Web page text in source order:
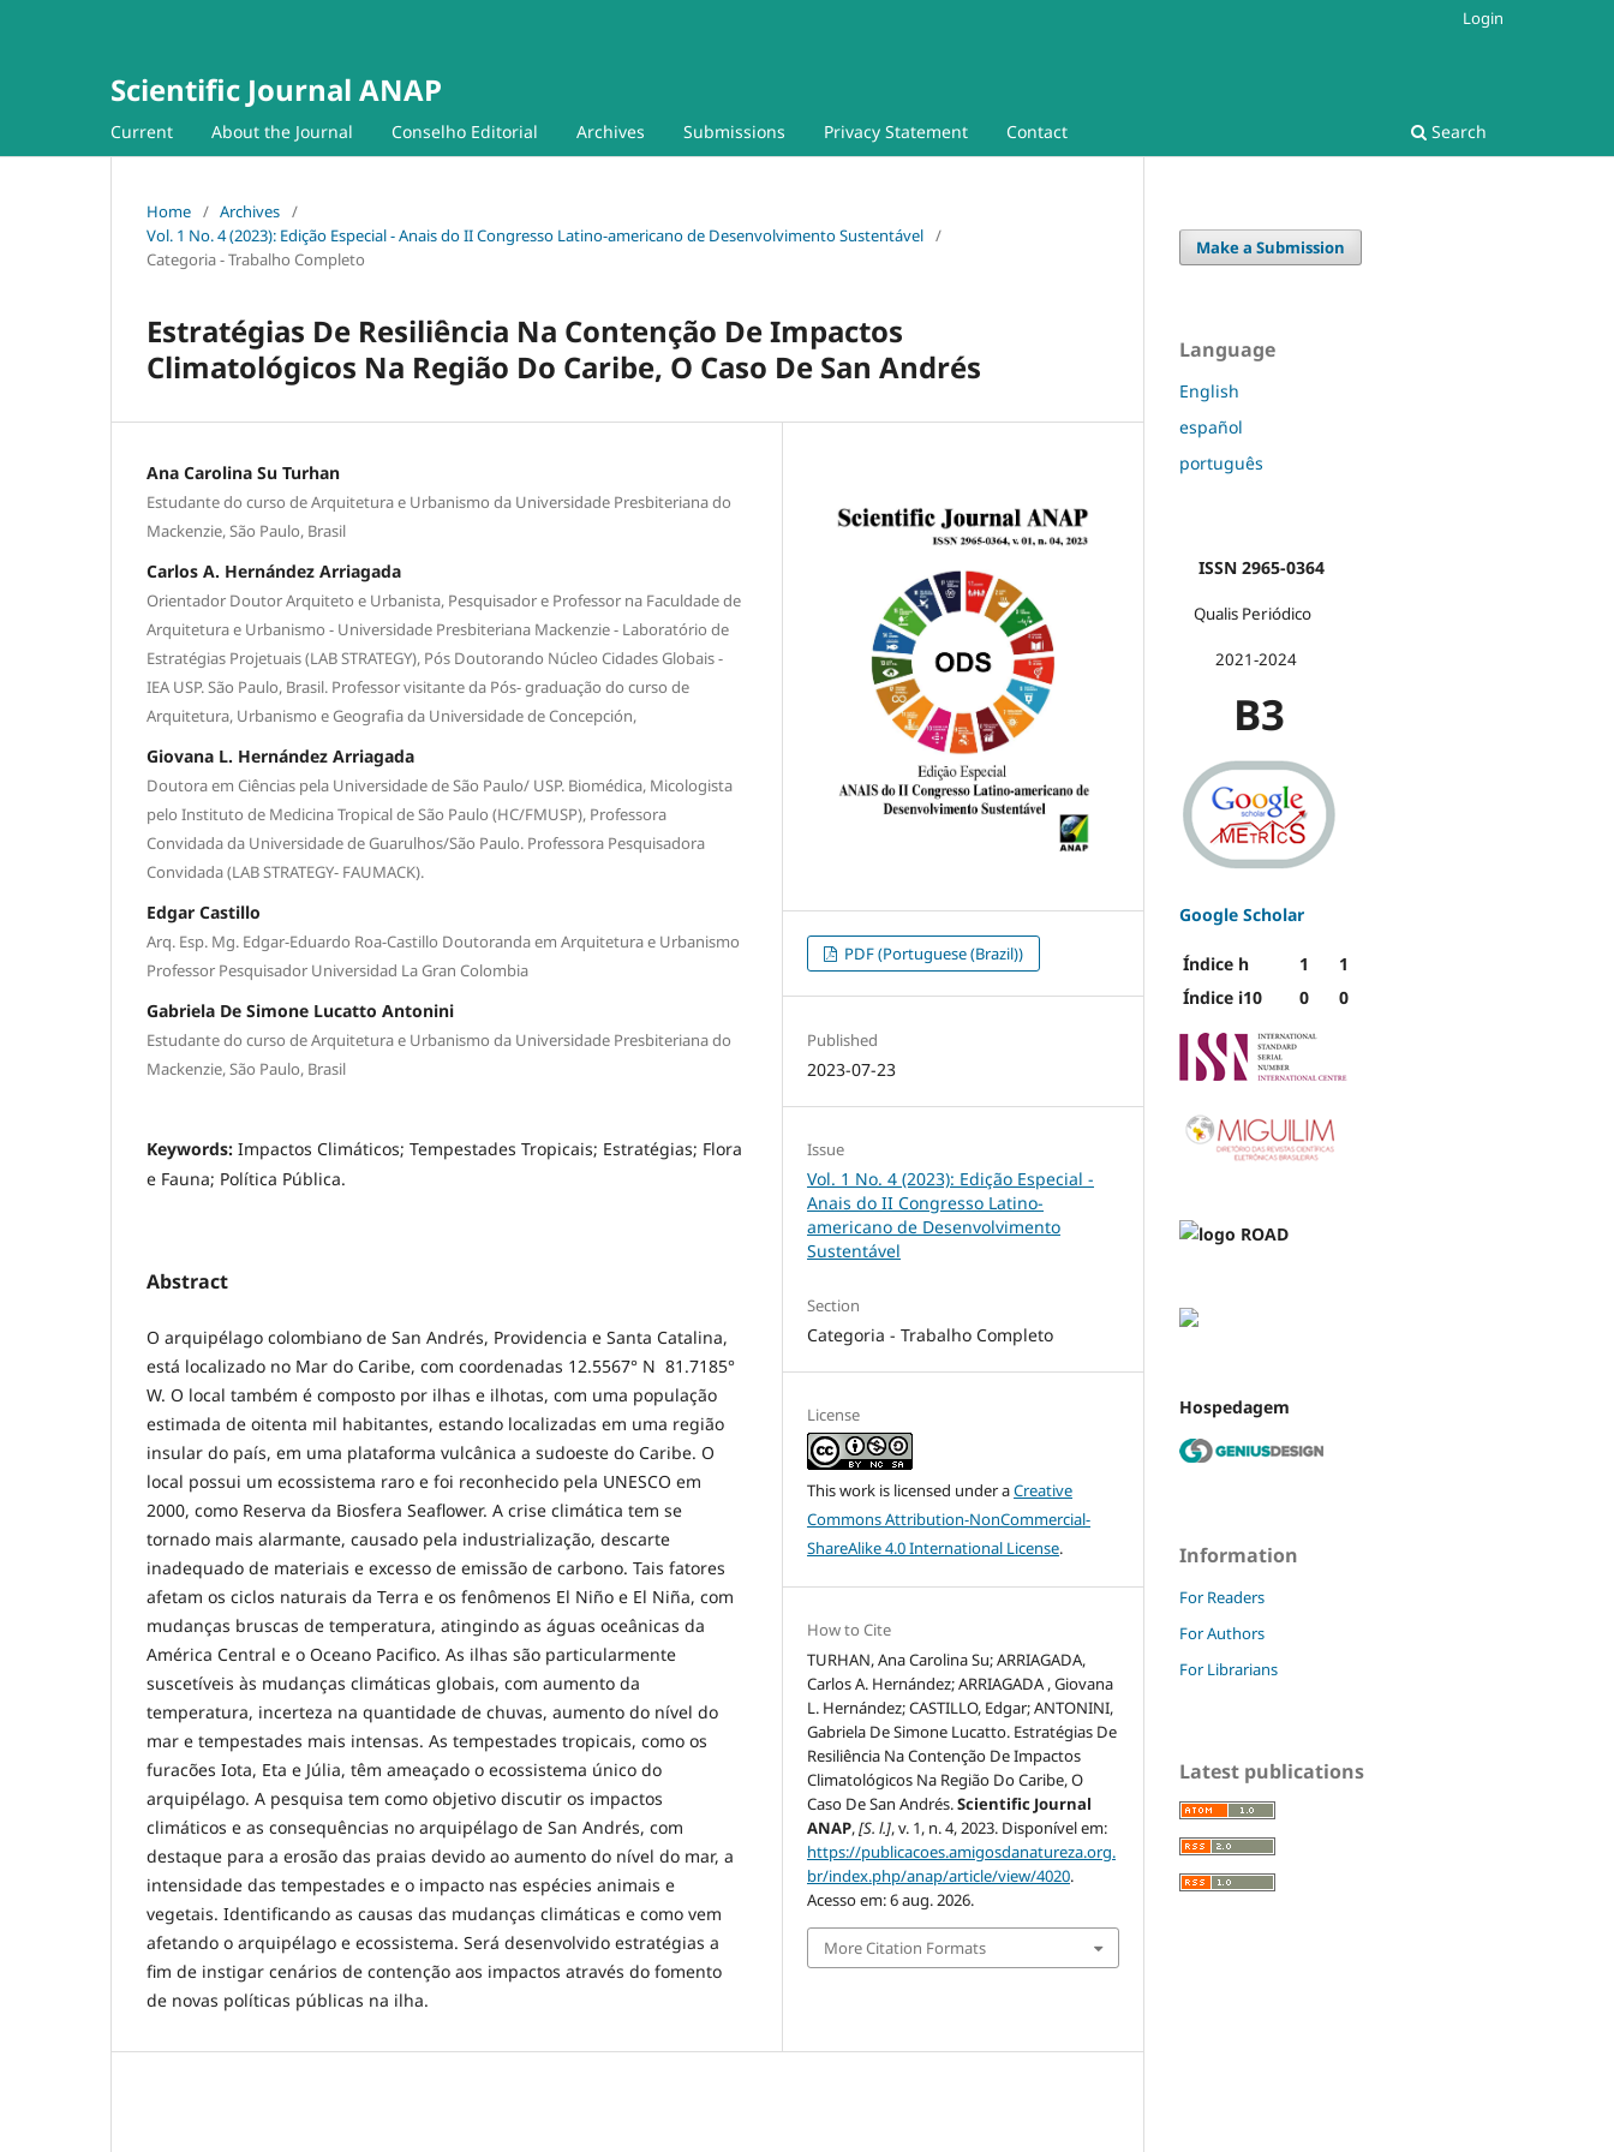
Scientific Journal ANAP
Current About the Journal Conselho Editorial Archives Submissions Privacy Statement Contact Search
Login
Home / Archives /
Vol. 1 No. 4 (2023): Edição Especial - Anais do II Congresso Latino-americano de Desenvolvimento Sustentável /
Categoria - Trabalho Completo
Estratégias De Resiliência Na Contenção De Impactos
Climatológicos Na Região Do Caribe, O Caso De San Andrés
Ana Carolina Su Turhan
Estudante do curso de Arquitetura e Urbanismo da Universidade Presbiteriana do
Mackenzie, São Paulo, Brasil
Carlos A. Hernández Arriagada
Orientador Doutor Arquiteto e Urbanista, Pesquisador e Professor na Faculdade de
Arquitetura e Urbanismo - Universidade Presbiteriana Mackenzie - Laboratório de
Estratégias Projetuais (LAB STRATEGY), Pós Doutorando Núcleo Cidades Globais -
IEA USP. São Paulo, Brasil. Professor visitante da Pós- graduação do curso de
Arquitetura, Urbanismo e Geografia da Universidade de Concepción,
Giovana L. Hernández Arriagada
Doutora em Ciências pela Universidade de São Paulo/ USP. Biomédica, Micologista
pelo Instituto de Medicina Tropical de São Paulo (HC/FMUSP), Professora
Convidada da Universidade de Guarulhos/São Paulo. Professora Pesquisadora
Convidada (LAB STRATEGY- FAUMACK).
Edgar Castillo
Arq. Esp. Mg. Edgar-Eduardo Roa-Castillo Doutoranda em Arquitetura e Urbanismo
Professor Pesquisador Universidad La Gran Colombia
Gabriela De Simone Lucatto Antonini
Estudante do curso de Arquitetura e Urbanismo da Universidade Presbiteriana do
Mackenzie, São Paulo, Brasil
Keywords: Impactos Climáticos; Tempestades Tropicais; Estratégias; Flora
e Fauna; Política Pública.
Abstract
O arquipélago colombiano de San Andrés, Providencia e Santa Catalina,
está localizado no Mar do Caribe, com coordenadas 12.5567° N 81.7185°
W. O local também é composto por ilhas e ilhotas, com uma população
estimada de oitenta mil habitantes, estando localizadas em uma região
insular do país, em uma plataforma vulcânica a sudoeste do Caribe. O
local possui um ecossistema raro e foi reconhecido pela UNESCO em
2000, como Reserva da Biosfera Seaflower. A crise climática tem se
tornado mais alarmante, causado pela industrialização, descarte
inadequado de materiais e excesso de emissão de carbono. Tais fatores
afetam os ciclos naturais da Terra e os fenômenos El Niño e El Niña, com
mudanças bruscas de temperatura, atingindo as águas oceânicas da
América Central e o Oceano Pacifico. As ilhas são particularmente
suscetíveis às mudanças climáticas globais, com aumento da
temperatura, incerteza na quantidade de chuvas, aumento do nível do
mar e tempestades mais intensas. As tempestades tropicais, como os
furacões Iota, Eta e Júlia, têm ameaçado o ecossistema único do
arquipélago. A pesquisa tem como objetivo discutir os impactos
climáticos e as consequências no arquipélago de San Andrés, com
destaque para a erosão das praias devido ao aumento do nível do mar, a
intensidade das tempestades e o impacto nas espécies animais e
vegetais. Identificando as causas das mudanças climáticas e como vem
afetando o arquipélago e ecossistema. Será desenvolvido estratégias a
fim de instigar cenários de contenção aos impactos através do fomento
de novas políticas públicas na ilha.
PDF (Portuguese (Brazil))
Published
2023-07-23
Issue
Vol. 1 No. 4 (2023): Edição Especial -
Anais do II Congresso Latino-
americano de Desenvolvimento
Sustentável
Section
Categoria - Trabalho Completo
License
This work is licensed under aCreative
Commons Attribution-NonCommercial-
ShareAlike 4.0 International License.
How to Cite
TURHAN, Ana Carolina Su; ARRIAGADA,
Carlos A. Hernández; ARRIAGADA , Giovana
L. Hernández; CASTILLO, Edgar; ANTONINI,
Gabriela De Simone Lucatto. Estratégias De
Resiliência Na Contenção De Impactos
Climatológicos Na Região Do Caribe, O
Caso De San Andrés.Scientific Journal
ANAP,[S. l.], v. 1, n. 4, 2023. Disponível em:
https://publicacoes.amigosdanatureza.org.
br/index.php/anap/article/view/4020.
Acesso em: 6 aug. 2026.
More Citation Formats
Make a Submission
Language
English
español
português
ISSN 2965-0364
Qualis Periódico
2021-2024
B3
Google Scholar
Índice h 1
1
Índice i10
0 0
Hospedagem
Information
For Readers
For Authors
For Librarians
Latest publications